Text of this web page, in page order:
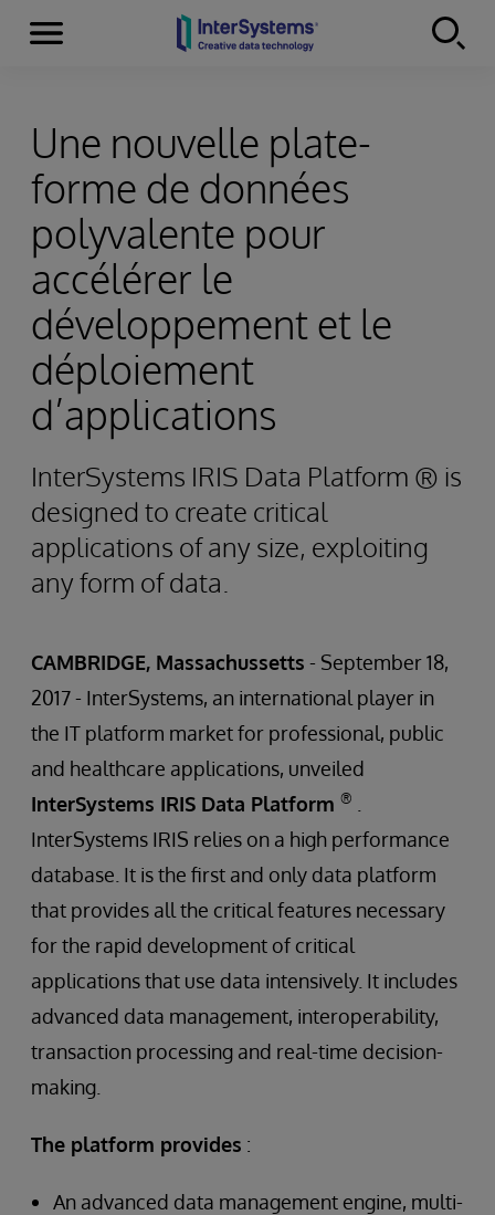
Skip to content
Menu
Une nouvelle plate-
forme de données
polyvalente pour
accélérer le
développement et le
déploiement
d’applications
InterSystems IRIS Data Platform ® is
designed to create critical
applications of any size, exploiting
any form of data.
CAMBRIDGE, Massachussetts - September 18,
2017 - InterSystems, an international player in
the IT platform market for professional, public
and healthcare applications, unveiled
InterSystems IRIS Data Platform ®
InterSystems IRIS relies on a high performance
database. It is the first and only data platform
that provides all the critical features necessary
for the rapid development of critical
applications that use data intensively. It includes
advanced data management, interoperability,
transaction processing and real-time decision-
making.
The platform provides :
An advanced data management engine, multi-